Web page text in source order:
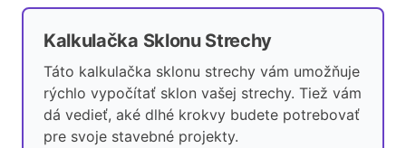
Kalkulačka Sklonu Strechy
Táto kalkulačka sklonu strechy vám umožňuje
rýchlo vypočítať sklon vašej strechy. Tiež vám
dá vedieť, aké dlhé krokvy budete potrebovať
pre svoje stavebné projekty.